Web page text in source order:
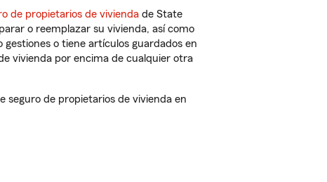
de propietarios de vivienda de State
o reemplazar su vivienda, así como
o tiene artículos guardados en
vivienda por encima de cualquier otra
seguro de propietarios de vivienda en